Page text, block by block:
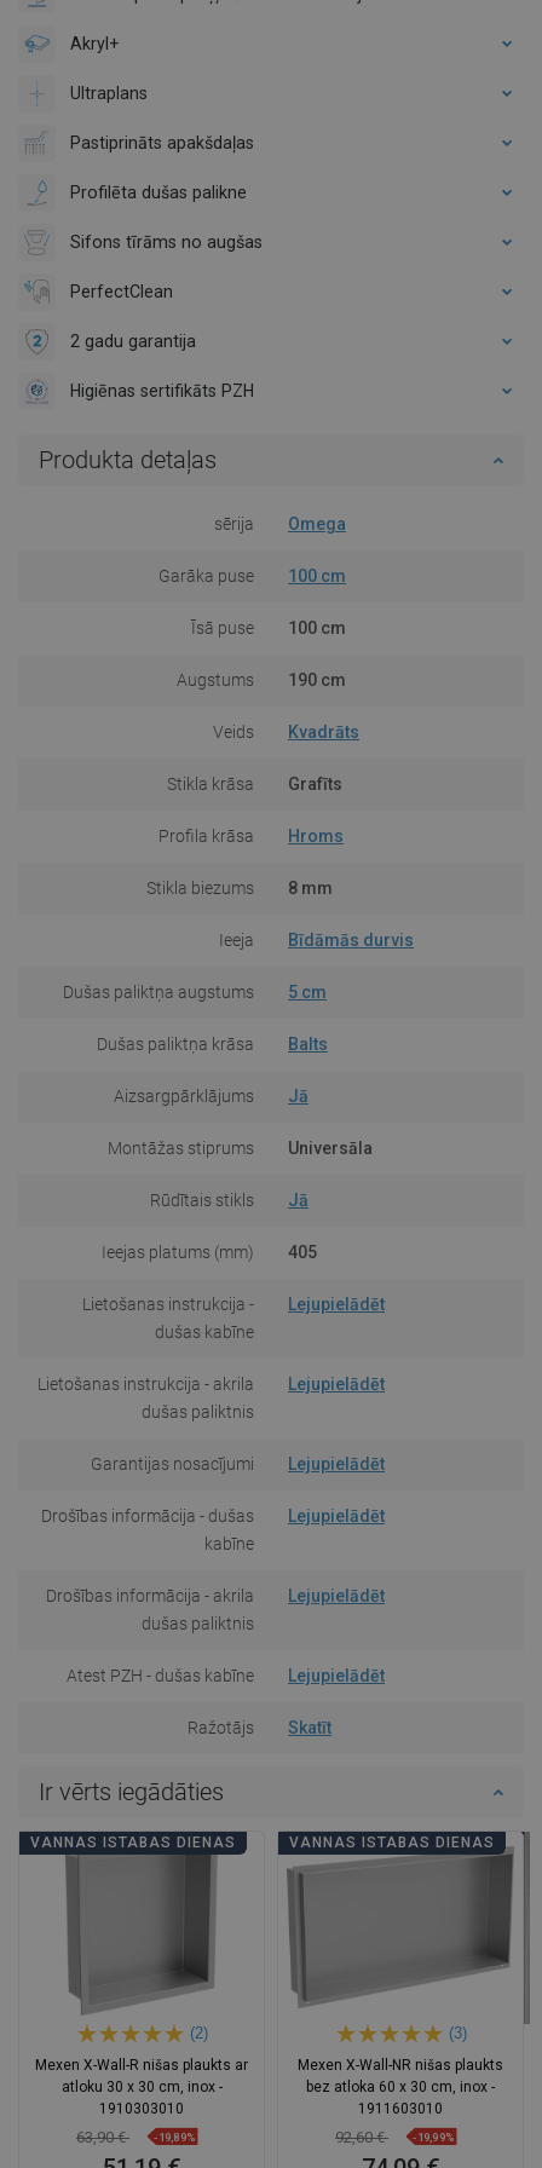
Akryl+
Ultraplans
Pastiprināts apakšdaļas
Profilēta dušas palikne
Sifons tīrāms no augšas
PerfectClean
2 gadu garantija
Higiēnas sertifikāts PZH
Produkta detaļas
sērija Omega
Garāka puse 100 cm
Īsā puse 100 cm
Augstums 190 cm
Veids Kvadrāts
Stikla krāsa Grafīts
Profila krāsa Hroms
Stikla biezums 8 mm
Ieeja Bīdāmās durvis
Dušas paliktņa augstums 5 cm
Dušas paliktņa krāsa Balts
Aizsargpārklājums Jā
Montāžas stiprums Universāla
Rūdītais stikls Jā
Ieejas platums (mm) 405
Lietošanas instrukcija -
dušas kabīne
Lejupielādēt
Lietošanas instrukcija - akrila
dušas paliktnis
Lejupielādēt
Garantijas nosacījumi Lejupielādēt
Drošības informācija - dušas
kabīne
Lejupielādēt
Drošības informācija - akrila
dušas paliktnis
Lejupielādēt
Atest PZH - dušas kabīne Lejupielādēt
Ražotājs Skatīt
Ir vērts iegādāties
VANNAS ISTABAS DIENAS
(2)
Mexen X-Wall-R nišas plaukts ar
atloku 30 x 30 cm, inox -
1910303010
63,90 € -19,89%
VANNAS ISTABAS DIENAS
(3)
Mexen X-Wall-NR nišas plaukts
bez atloka 60 x 30 cm, inox -
1911603010
92,60 € -19,99%